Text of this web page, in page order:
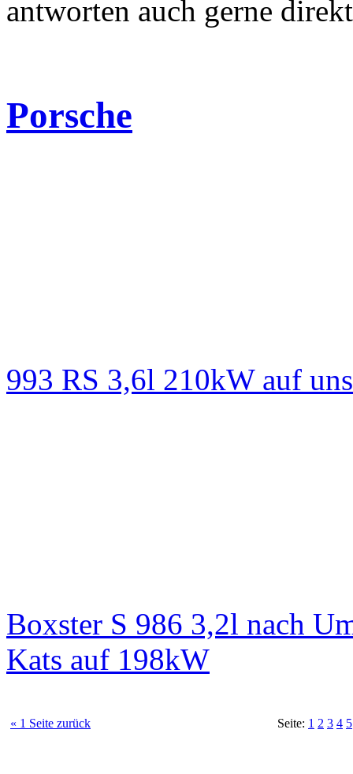
antworten auch gerne
Porsche
993 RS 3,6l 210kW auf
Boxster S 986 3,2l nach
Kats auf 198kW
« 1 Seite zurück Seite: 1 2 3 4 5